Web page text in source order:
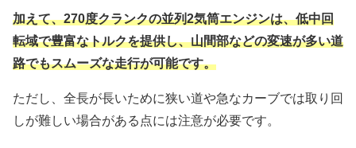
加えて、270度クランクの並列2気筒エンジンは、低中回
転域で豊富なトルクを提供し、山間部などの変速が多い道
路でもスムーズな走行が可能です。
ただし、全長が長いために狭い道や急なカーブでは取り回
しが難しい場合がある点には注意が必要です。